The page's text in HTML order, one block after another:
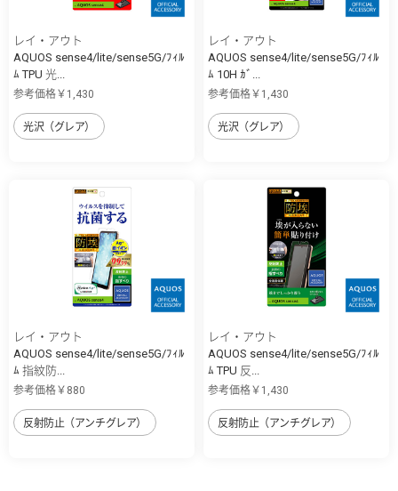
レイ・アウト
AQUOS sense4/lite/sense5G/ﾌｨﾙ
ﾑ TPU 光...
参考価格￥1,430
光沢（グレア）
レイ・アウト
AQUOS sense4/lite/sense5G/ﾌｨﾙ
ﾑ 10H ｶﾞ...
参考価格￥1,430
光沢（グレア）
レイ・アウト
AQUOS sense4/lite/sense5G/ﾌｨﾙ
ﾑ 指紋防...
参考価格￥880
反射防止（アンチグレア）
レイ・アウト
AQUOS sense4/lite/sense5G/ﾌｨﾙ
ﾑ TPU 反...
参考価格￥1,430
反射防止（アンチグレア）